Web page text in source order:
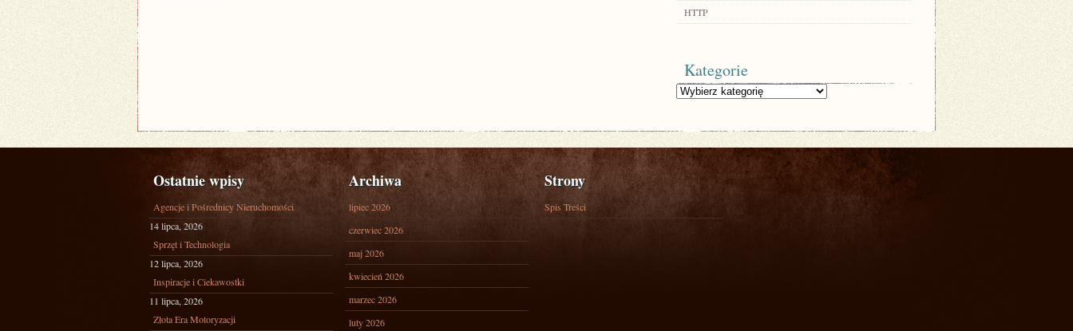
HTTP
Kategorie
Kategorie
Ostatnie wpisy
Agencje i Pośrednicy Nieruchomości
14 lipca, 2026
Sprzęt i Technologia
12 lipca, 2026
Inspiracje i Ciekawostki
11 lipca, 2026
Złota Era Motoryzacji
Archiwa
lipiec 2026
czerwiec 2026
maj 2026
kwiecień 2026
marzec 2026
luty 2026
Strony
Spis Treści